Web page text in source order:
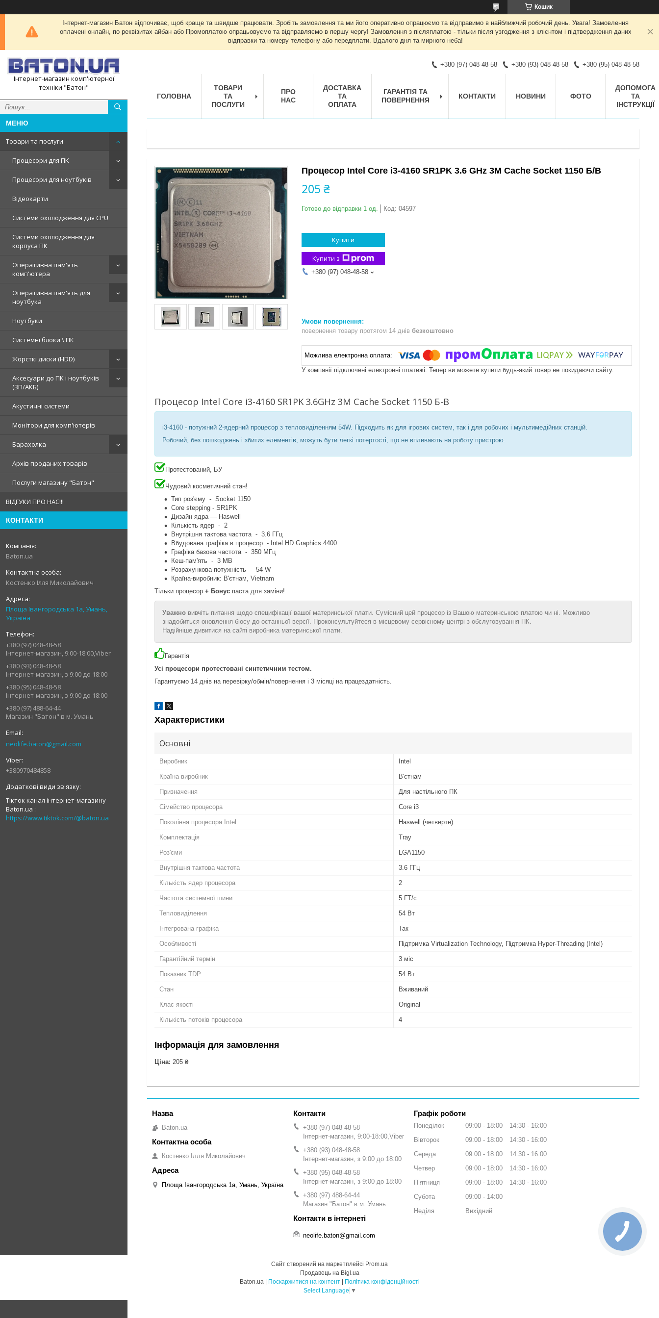
Кошик
Інтернет-магазин Батон відпочиває, щоб краще та швидше працювати. Зробіть замовлення та ми його оперативно опрацюємо та відправимо в найближчий робочий день. Увага! Замовлення
оплачені онлайн, по реквізитах айбан або Промоплатою опрацьовуємо та відправляємо в першу чергу! Замовлення з післяплатою - тільки після узгодження з клієнтом і підтвердження даних
відправки та номеру телефону або передплати. Вдалого дня та мирного неба!
Інтернет-магазин комп'ютерної
техніки "Батон"
Товари та послуги
Процесори для ПК
Процесори для ноутбуків
Відеокарти
Системи охолодження для CPU
Системи охолодження для
корпуса ПК
Оперативна пам'ять
комп'ютера
Оперативна пам'ять для
ноутбука
Ноутбуки
Системні блоки \ ПК
Жорсткі диски (HDD)
Аксесуари до ПК і ноутбуків
(ЗП/АКБ)
Акустичні системи
Монітори для комп'ютерів
Барахолка
Архів проданих товарів
Послуги магазину "Батон"
ВІДГУКИ ПРО НАС!!!
КОНТАКТИ
Baton.ua
Костенко Ілля Миколайович
Площа Івангородська 1а, Умань,
Україна
+380 (97) 048-48-58
Інтернет-магазин, 9:00-18:00,Viber
+380 (93) 048-48-58
Інтернет-магазин, з 9:00 до 18:00
+380 (95) 048-48-58
Інтернет-магазин, з 9:00 до 18:00
+380 (97) 488-64-44
Магазин "Батон" в м. Умань
neolife.baton@gmail.com
+380970484858
Тікток канал інтернет-магазину
Baton.ua
https://www.tiktok.com/@baton.ua
+380 (97) 048-48-58 +380 (93) 048-48-58 +380 (95) 048-48-58
ГОЛОВНА
ТОВАРИ
ТА
ПОСЛУГИ
ПРО
НАС
ДОСТАВКА
ТА
ОПЛАТА
ГАРАНТІЯ ТА
ПОВЕРНЕННЯ
КОНТАКТИ НОВИНИ ФОТО
ДОПОМОГА
ТА
ІНСТРУКЦІЇ
Процесор Intel Core i3-4160 SR1PK 3.6 GHz 3M Cache Socket 1150 Б/В
205 ₴
Готово до відправки 1 од. Код: 04597
Купити
Купити з
+380 (97) 048-48-58
повернення товару протягом 14 днів безкоштовно
У компанії підключені електронні платежі. Тепер ви можете купити будь-який товар не покидаючи сайту.
Процесор Intel Core i3-4160 SR1PK 3.6GHz 3M Cache Socket 1150 Б-В
i3-4160 - потужний 2-ядерний процесор з тепловиділенням 54W. Підходить як для ігрових систем, так і для робочих і мультимедійних станцій.
Робочий, без пошкоджень і збитих елементів, можуть бути легкі потертості, що не впливають на роботу пристрою.
Протестований, БУ
Чудовий косметичний стан!
Тип роз'єму - Socket 1150
Core stepping - SR1PK
Дизайн ядра — Haswell
Кількість ядер - 2
Внутрішня тактова частота - 3.6 ГГц
Вбудована графіка в процесор - Intel HD Graphics 4400
Графіка базова частота - 350 МГц
Кеш-пам'ять - 3 MB
Розрахункова потужність - 54 W
Країна-виробник: В'єтнам, Vietnam
Тільки процесор + Бонус паста для заміни!
Уважно вивчіть питання щодо специфікації вашої материнської плати. Сумісний цей процесор із Вашою материнською платою чи ні. Можливо
знадобиться оновлення біосу до останньої версії. Проконсультуйтеся в місцевому сервісному центрі з обслуговування ПК.
Надійніше дивитися на сайті виробника материнської плати.
Гарантія
Усі процесори протестовані синтетичним тестом.
Гарантуємо 14 днів на перевірку/обмін/повернення і 3 місяці на працездатність.
Характеристики
Основні
Виробник Intel
Країна виробник В'єтнам
Призначення Для настільного ПК
Сімейство процесора Core i3
Покоління процесора Intel Haswell (четверте)
Комплектація Tray
Роз'єми LGA1150
Внутрішня тактова частота 3.6 ГГц
Кількість ядер процесора 2
Частота системної шини 5 ГТ/с
Тепловиділення 54 Вт
Інтегрована графіка Так
Особливості Підтримка Virtualization Technology, Підтримка Hyper-Threading (Intel)
Гарантійний термін 3 міс
Показник TDP 54 Вт
Стан Вживаний
Клас якості Original
Кількість потоків процесора 4
Інформація для замовлення
Ціна: 205 ₴
Baton.ua
Костенко Ілля Миколайович
Площа Івангородська 1а, Умань, Україна
+380 (97) 048-48-58
Інтернет-магазин, 9:00-18:00,Viber
+380 (93) 048-48-58
Інтернет-магазин, з 9:00 до 18:00
+380 (95) 048-48-58
Інтернет-магазин, з 9:00 до 18:00
+380 (97) 488-64-44
Магазин "Батон" в м. Умань
neolife.baton@gmail.com
Графік роботи
Понеділок 09:00 18:00 14:30
16:00
Вівторок
09:00 18:00 14:30
16:00
Середа
09:00 18:00 14:30
16:00
Четвер
09:00 18:00 14:30
16:00
Пʼятниця
09:00 18:00 14:30
16:00
Субота
09:00
14:00
Неділя
Вихідний
Сайт створений на маркетплейсі Prom.ua
Продавець на Bigl.ua
Baton.ua | Поскаржитися на контент | Політика конфіденційності
Select Language ▼